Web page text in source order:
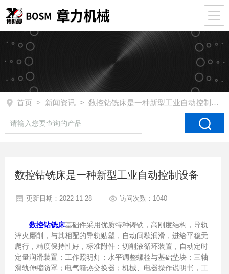
首页 > 新闻资讯> 数控钻铣床是一种新型工业自动控制设备
数控钻铣床是一种新型工业自动控制设备
更新日期：2022-11-28 访问次数：1040
数控钻铣床基础件采用优质特种铸铁，高刚度结构，导轨
淬火磨削，与其相配的导轨贴塑，自动间歇润滑，进给平稳无
爬行，精度保持性好，标准附件：切削液循环装置，自动定时
定量润滑装置；工作照明灯；水平调整螺栓与基础垫块；三轴
滑轨伸缩防罩；电气箱热交换器；机械、电器操作说明书，工